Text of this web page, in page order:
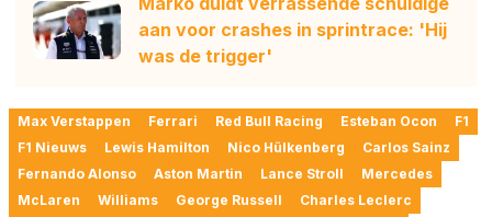
aan voor crashes in sprintrace: 'Hij
was de trigger'
Max Verstappen Ferrari Red Bull Racing Esteban Ocon
F1
F1 Nieuws
Lewis Hamilton Nico Hülkenberg
Carlos Sainz
Fernando Alonso
Aston Martin Lance Stroll
Mercedes
McLaren
Williams George Russell
Charles Leclerc